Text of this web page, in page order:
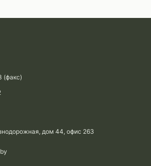
(факс)
дом 44, офис 263